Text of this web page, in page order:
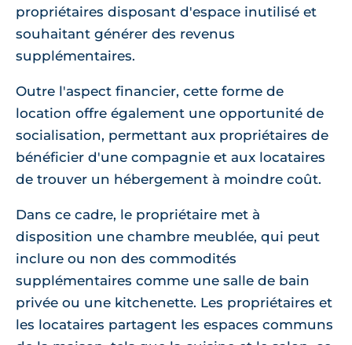
propriétaires disposant d'espace inutilisé et
souhaitant générer des revenus
supplémentaires.
Outre l'aspect financier, cette forme de
location offre également une opportunité de
socialisation, permettant aux propriétaires de
bénéficier d'une compagnie et aux locataires
de trouver un hébergement à moindre coût.
Dans ce cadre, le propriétaire met à
disposition une chambre meublée, qui peut
inclure ou non des commodités
supplémentaires comme une salle de bain
privée ou une kitchenette. Les propriétaires et
les locataires partagent les espaces communs